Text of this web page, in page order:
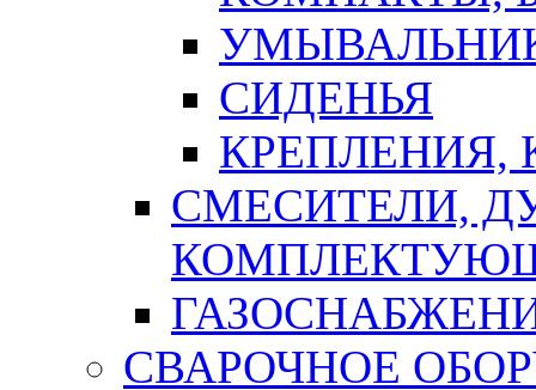
СИДЕНЬЯ
СМЕСИТЕЛИ,
СВАРОЧНОЕ